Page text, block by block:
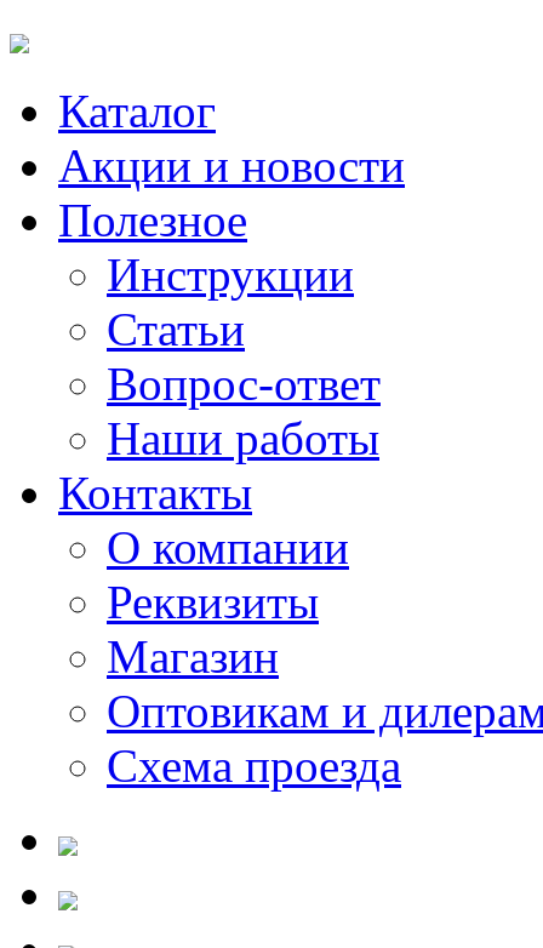
Каталог
Акции и новости
Полезное
Инструкции
Статьи
Вопрос-ответ
Наши работы
Контакты
О компании
Реквизиты
Магазин
Оптовикам и
Схема проезда